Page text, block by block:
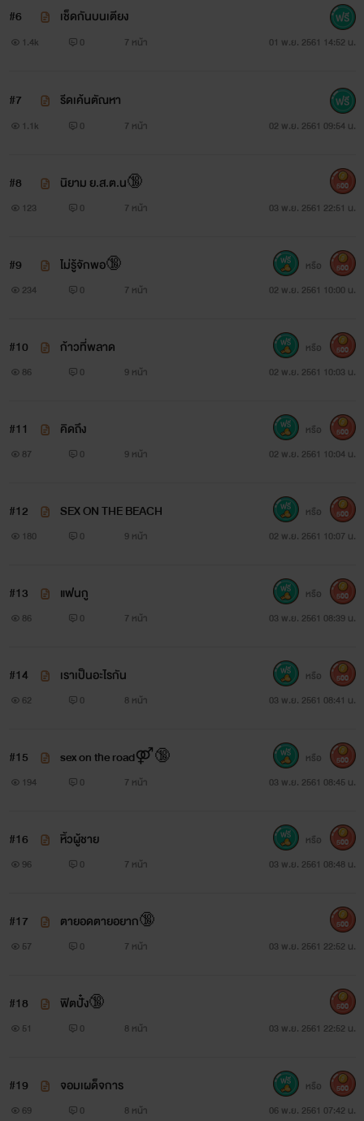
เควินยิ้มเจ้าเล่ห์สายตากระเซ้าเย้าแย่เคลื่อนมาจับที่กลีบปาก
น่าจูบของวีนัส
แรงผลักไสที่หยุดชะงักและความหวั่นไหวที่เธอแสดงออกทาง
สีหน้าทำให้อารมณ์ขันของเขาเลือนหายไปเหมือนหมอกควันที่
ชายหนุ่มโน้มใบหน้าลงไปใกล้หญิงสาวแล้วบดขยี้ริมฝีปาก
ของเขากับกลีบปากอิ่มนุ่มอย่างโหยหาเร่าร้อนเขาจูบเธอเนิ่นนาน
เควินครางอย่างพึงพอใจเมื่อฝ่ามือเรียวที่วางอยู่บนแผ่นอก
ปากของเขาเขาสัมผัสเธอด้วยความปรารถนาที่อัดอั้นมาตลอดทั้ง
วันมือซุกซนเลิกกระโปรงเธอขึ้นสอดเข้าใต้ร่มผ้าและดึงกางเกงชั้น
“อย่าค่ะ” วีนัสกระซิบไม่ลืมว่าเธอกับเขากำลังอยู่ถนนสาย
ทว่าเขาไม่สนใจคำทักท้วงของเธอ “ให้ผมหยุดหายใจยังดีเสีย
กว่าหยุดทำแบบนี้กับคุณ”
ผ้าทรงสามเหลี่ยมชิ้นน้อยถูกเควินใช้ความชำนาญเฉพาะตัว
กำจัดอย่างง่ายดายวีนัสรู้สึกถึงความปรารถนาที่เต้นเร่าอยู่ใต้
ส่วนลึกถูกเขากระตุ้นจนตื่นเพริดเธอหมดสิ้นเรี่ยวแรงจะทัดทาน
การกระทำอุกอาจของเขา
ขนาดพื้นที่ภายในซุปเปอร์คาร์ไม่เป็นอุปสรรคสำหรับหนุ่ม
เธอหนักและเรียกร้องเสียจนวีนัสสั่นไปทั้งตัวเธอเรียกชื่อเขาเพื่อ
เตือนสติตัวเองทว่าไร้ประโยชน์ยิ่งทำตัวต่อต้านเขาก็ยิ่งรุกรานหนัก
ตัวเองไม่ได้
#6 เช็ดกันบนเตียง
1.4k 0 7 หน้า 01 พ.ย. 2561 14:52 น.
#7 รีดเค้นตัณหา
1.1k 0 7 หน้า 02 พ.ย. 2561 09:54 น.
#8 นิยาม ย.ส.ต.น🔞
123 0 7 หน้า 03 พ.ย. 2561 22:51 น.
500
#9 ไม่รู้จักพอ🔞
234 0 7 หน้า 02 พ.ย. 2561 10:00 น.
หรือ 500
#10 ก้าวที่พลาด
86 0 9 หน้า 02 พ.ย. 2561 10:03 น.
หรือ 500
#11 คิดถึง
87 0 9 หน้า 02 พ.ย. 2561 10:04 น.
หรือ 500
#12 SEX ON THE BEACH
180 0 9 หน้า 02 พ.ย. 2561 10:07 น.
หรือ 500
#13 แฟนกู
86 0 7 หน้า 03 พ.ย. 2561 08:39 น.
หรือ 500
#14 เราเป็นอะไรกัน
62 0 8 หน้า 03 พ.ย. 2561 08:41 น.
หรือ 500
#15 sex on the road⚤🔞
194 0 7 หน้า 03 พ.ย. 2561 08:45 น.
หรือ 500
#16 หิ้วผู้ชาย
96 0 7 หน้า 03 พ.ย. 2561 08:48 น.
หรือ 500
#17 ตายอดตายอยาก🔞
57 0 7 หน้า 03 พ.ย. 2561 22:52 น.
500
#18 ฟิตปั๋ง🔞
51 0 8 หน้า 03 พ.ย. 2561 22:52 น.
500
#19 จอมเผด็จการ
69 0 8 หน้า 06 พ.ย. 2561 07:42 น.
หรือ 500